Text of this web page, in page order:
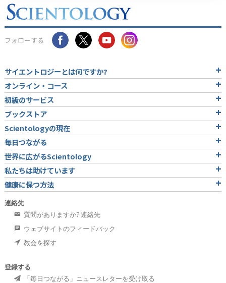
フォローする
サイエントロジーとは何ですか?
オンライン・コース
初級のサービス
ブックストア
Scientologyの現在
毎日つながる
世界に広がるScientology
私たちは助けています
健康に保つ方法
連絡先
質問がありますか? 連絡先
ウェブサイトのフィードバック
教会を探す
登録する
「毎日つながる」ニュースレターを受け取る